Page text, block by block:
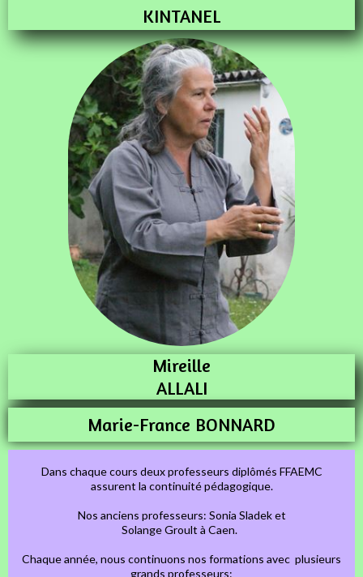
KINTANEL
Mireille
ALLALI
Marie-France BONNARD
Dans chaque cours deux professeurs diplômés FFAEMC
assurent la continuité pédagogique.
Nos anciens professeurs: Sonia Sladek et
Solange Groult à Caen.
Chaque année, nous continuons nos formations avec plusieurs
grands professeurs: